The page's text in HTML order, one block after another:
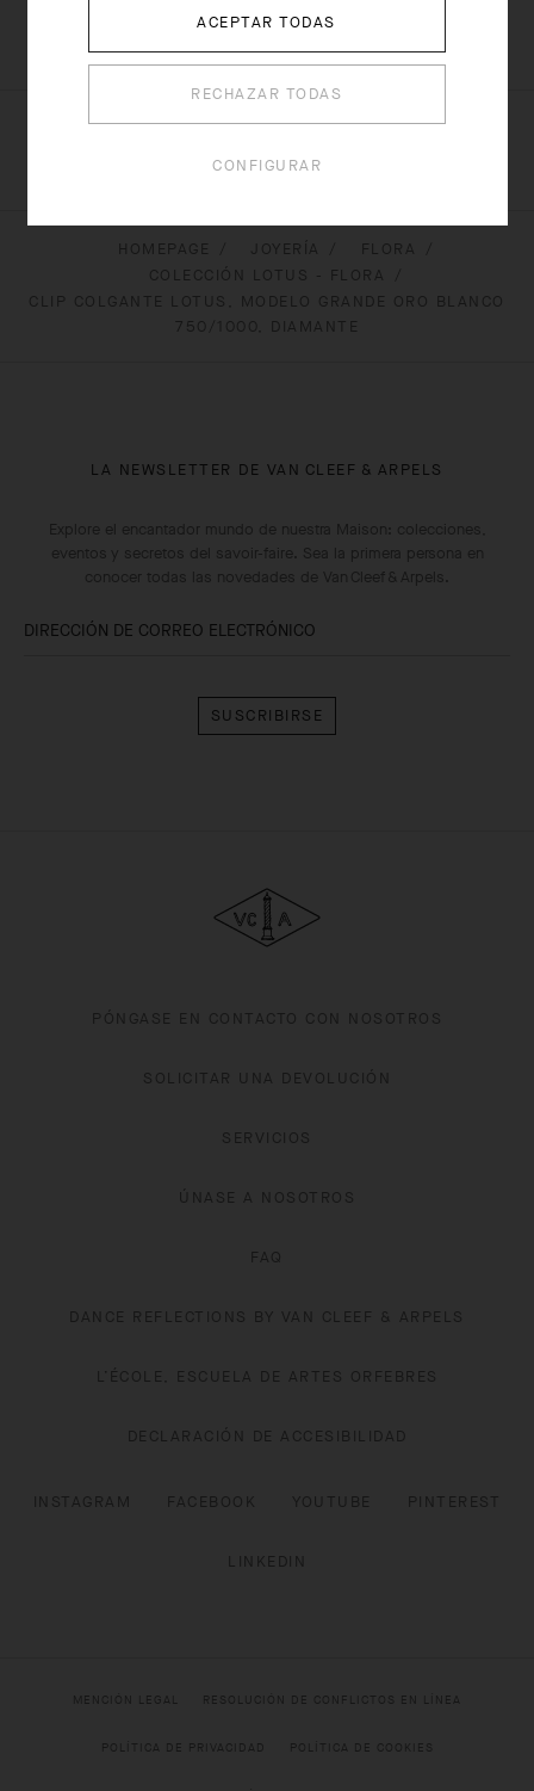
€ 28'300
HOMEPAGE JOYERÍA
FLORA
COLECCIÓN LOTUS - FLORA
CLIP COLGANTE LOTUS, MODELO GRANDE ORO BLANCO
750/1000, DIAMANTE
LA NEWSLETTER DE VAN CLEEF & ARPELS
Explore el encantador mundo de nuestra Maison: colecciones,
eventos y secretos del savoir-faire. Sea la primera persona en
conocer todas las novedades de Van Cleef & Arpels.
DIRECCIÓN DE CORREO ELECTRÓNICO
PÓNGASE EN CONTACTO CON NOSOTROS
SOLICITAR UNA DEVOLUCIÓN
SERVICIOS
ÚNASE A NOSOTROS
FAQ
DANCE REFLECTIONS BY VAN CLEEF & ARPELS
L’ÉCOLE, ESCUELA DE ARTES ORFEBRES
DECLARACIÓN DE ACCESIBILIDAD
INSTAGRAM FACEBOOK YOUTUBE PINTEREST
LINKEDIN
MENCIÓN LEGAL RESOLUCIÓN DE CONFLICTOS EN LÍNEA
POLÍTICA DE PRIVACIDAD POLÍTICA DE COOKIES
ACEPTAR TODAS
RECHAZAR TODAS
CONFIGURAR